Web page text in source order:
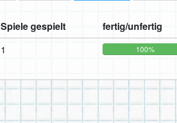
Spiele gespielt fertig/unfertig
1 100%